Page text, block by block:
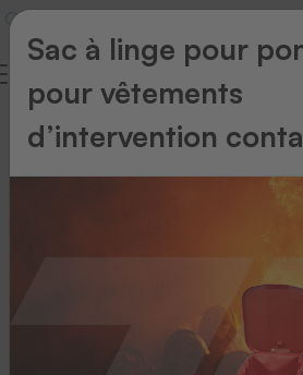
Glossaire
Sac à linge pour
pour vêtements
d’intervention